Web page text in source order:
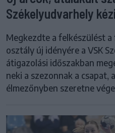
Székelyudvarhely
Megkezdte a felkészülést
osztály új idényére a VSK
átigazolási időszakban
neki a szezonnak a csapat,
élmezőnyben szeretne